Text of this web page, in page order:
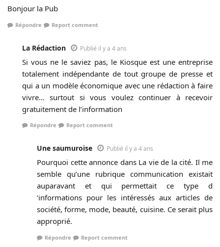
Bonjour la Pub
Répondre Report comment
La Rédaction Publié il y a 4 ans
Si vous ne le saviez pas, le Kiosque est une entreprise
totalement indépendante de tout groupe de presse et
qui a un modèle économique avec une rédaction à faire
vivre… surtout si vous voulez continuer à recevoir
gratuitement de l’information
Répondre Report comment
Une saumuroise Publié il y a 4 ans
Pourquoi cette annonce dans La vie de la cité. Il me
semble qu’une rubrique communication existait
auparavant et qui permettait ce type d
‘informations pour les intéressés aux articles de
société, forme, mode, beauté, cuisine. Ce serait plus
approprié.
Répondre Report comment